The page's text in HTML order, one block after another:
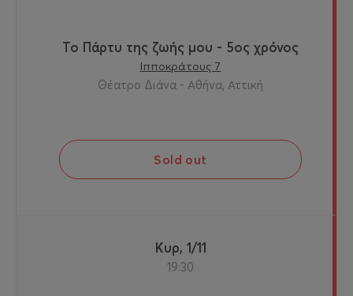
Το Πάρτυ της ζωής μου - 5ος χρόνος
Ιπποκράτους 7
Θέατρο Διάνα - Αθήνα, Αττική
Sold out
Κυρ, 1/11
19:30